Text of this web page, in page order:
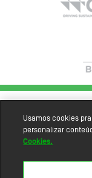
Usamos cookies
personalizar
Cookies.